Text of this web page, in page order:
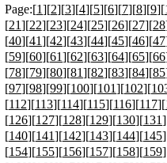
Page:[1][2][3][4][5][6][7][8][9][
[21][22][23][24][25][26][27][28
[40][41][42][43][44][45][46][47
[59][60][61][62][63][64][65][66
[78][79][80][81][82][83][84][85
[97][98][99][100][101][102][
[112][113][114][115][116][117][
[126][127][128][129][130][131
[140][141][142][143][144][145
[154][155][156][157][158][159